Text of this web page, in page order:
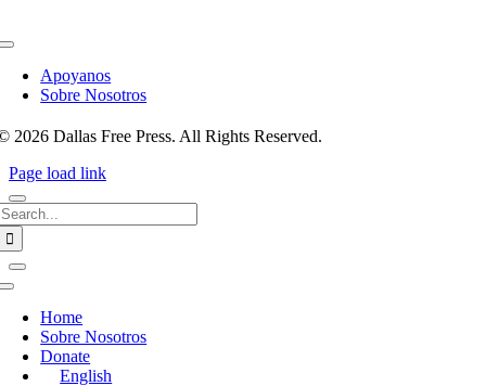
Toggle
NavigationApoyanos
Sobre Nosotros
2026 Dallas Free Press. All Rights Reserved.
Page load link
Toggle
NavigationHome
Sobre Nosotros
Donate
English